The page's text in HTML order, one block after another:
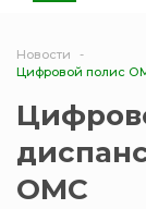
Новости
Цифровой полис
ОМС